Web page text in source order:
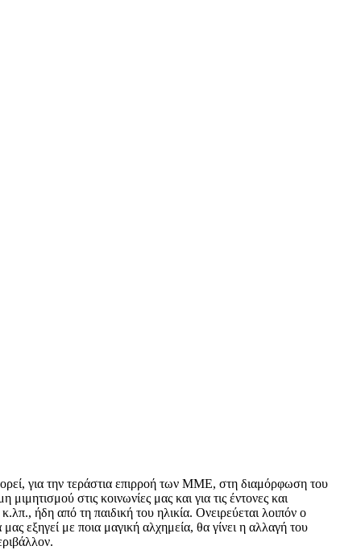
για την τεράστια επιρροή των ΜΜΕ, στη διαμόρφωση του
στις κοινωνίες μας και για τις έντονες και
ήδη από τη παιδική του ηλικία. Ονειρεύεται λοιπόν ο
εξηγεί με ποια μαγική αλχημεία, θα γίνει η αλλαγή του